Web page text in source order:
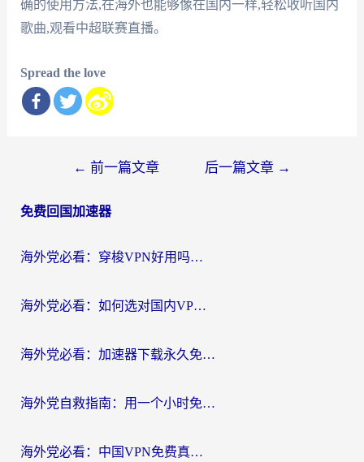
确的使用方法,在海外也能够像在国内一样,轻松收听国内
歌曲,观看中超联赛直播。
Spread the love
导
← 前一篇文章 后一篇文章 →
免费回国加速器
海外党必看：穿梭VPN好用吗？和云帆VPN对比哪个回国效果更好？附真实测评+避坑指南
海外党必看：如何选对国内VPN，实现无缝访问国内资源？
海外党必看：加速器下载永久免费版真的存在吗？教你无缝访问国内资源的正确姿势
海外党自救指南：用一个小时免费加速器，轻松打破国内资源访问壁垒？
海外党必看：中国VPN免费真的靠谱吗？手把手教你选对回国加速器